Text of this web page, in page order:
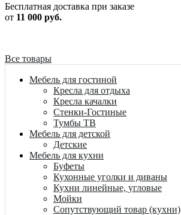
Бесплатная доставка при заказе
от 11 000 руб.
Все товары
Мебель для гостиной
Кресла для отдыха
Кресла качалки
Стенки-Гостиные
Тумбы ТВ
Мебель для детской
Детские
Мебель для кухни
Буфеты
Кухонные уголки и диваны
Кухни линейные, угловые
Мойки
Сопутствующий товар (кухни)